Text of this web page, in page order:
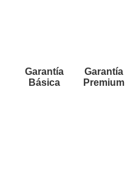
Garantía
Básica
Garantía
Premium